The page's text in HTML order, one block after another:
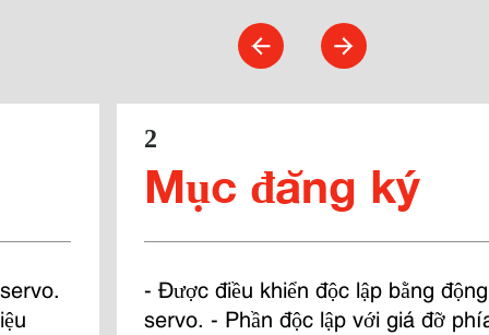
2
Mục đăng ký
- Được điều khiển độc lập bằng
servo. - Phần độc lập với giá đỡ